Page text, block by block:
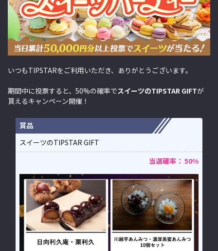
いつもTIPSTARをご利用いただき、ありがとうございます。
期間中に投票すると、50%の確率でスイーツのTIPSTAR GIFTが
貰えるキャンペーン開催！
賞品
スイーツのTIPSTAR GIFT
当選確率： 50%